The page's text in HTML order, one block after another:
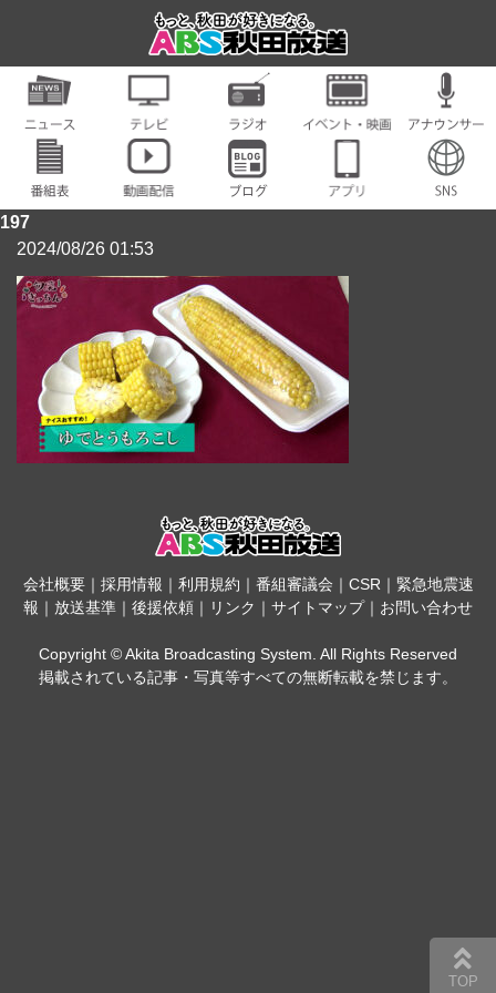
197
2024/08/26 01:53
会社概要｜ 採用情報 ｜ 利用規約 ｜ 番組審議会 ｜ CSR｜ 緊急地震速
報 ｜ 放送基準 ｜ 後援依頼 ｜ リンク ｜ サイトマップ｜ お問い合わせ
Copyright © Akita Broadcasting System. All Rights Reserved
掲載されている記事・写真等すべての無断転載を禁じます。